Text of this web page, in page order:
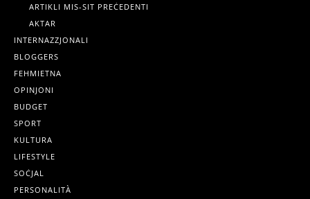
ARTIKLI MIS-SIT PREĊEDENTI
AKTAR
INTERNAZZJONALI
BLOGGERS
FEHMIETNA
OPINJONI
BUDGET
SPORT
KULTURA
LIFESTYLE
SOĊJAL
PERSONALITÀ